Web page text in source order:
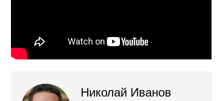
Николай Иванов